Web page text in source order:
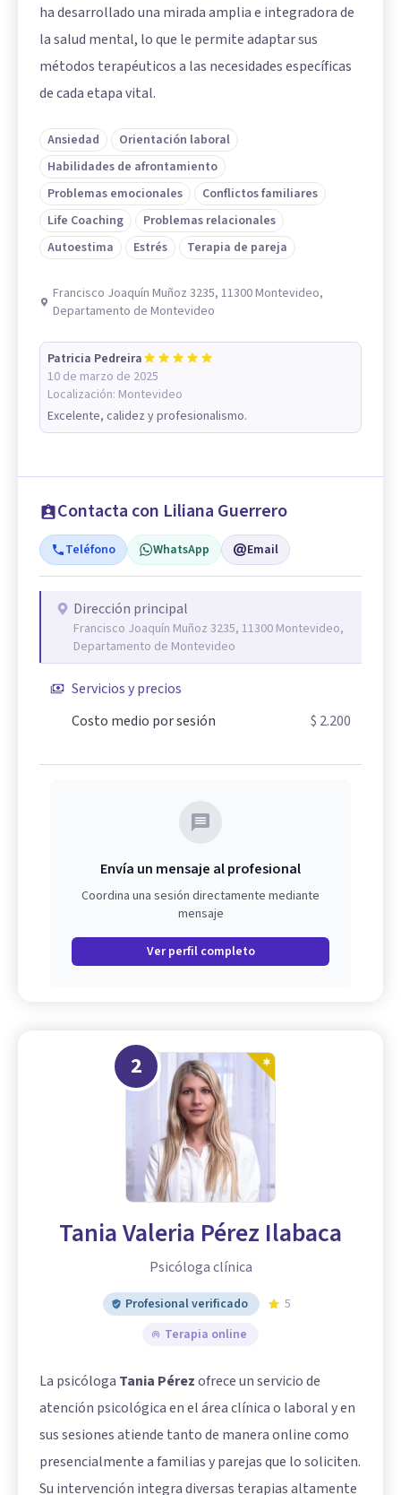
ha desarrollado una mirada amplia e integradora de
la salud mental, lo que le permite adaptar sus
métodos terapéuticos a las necesidades específicas
de cada etapa vital.
Ansiedad
Orientación laboral
Habilidades de afrontamiento
Problemas emocionales
Conflictos familiares
Life Coaching
Problemas relacionales
Autoestima
Estrés Terapia de pareja
Francisco Joaquín Muñoz 3235, 11300 Montevideo,
Departamento de Montevideo
Patricia Pedreira
10 de marzo de 2025
Localización: Montevideo
Excelente, calidez y profesionalismo.
Contacta con Liliana Guerrero
Teléfono WhatsApp Email
Dirección principal
Francisco Joaquín Muñoz 3235, 11300 Montevideo,
Departamento de Montevideo
Servicios y precios
Costo medio por sesión
$ 2.200
Envía un mensaje al profesional
Coordina una sesión directamente mediante
mensaje
Ver perfil completo
2
Tania Valeria Pérez Ilabaca
Psicóloga clínica
Profesional verificado
5
Terapia online
La psicóloga Tania Pérezofrece un servicio de
atención psicológica en el área clínica o laboral y en
sus sesiones atiende tanto de manera online como
presencialmente a familias y parejas que lo soliciten.
Su intervención integra diversas terapias altamente